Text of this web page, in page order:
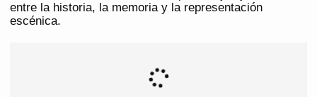
entre la historia, la memoria y la representación
escénica.